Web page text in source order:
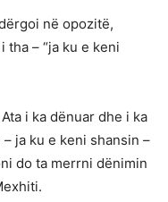
në opozitë,
tha – “ja ku e keni
i ka dënuar dhe i ka
ja ku e keni shansin –
do ta merrni dënimin